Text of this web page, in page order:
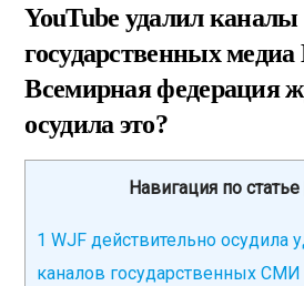
YouTube удалил каналы
государственных медиа
Всемирная федерация
осудила это?
Навигация по статье
1 WJF действительно осудила
каналов государственных СМИ